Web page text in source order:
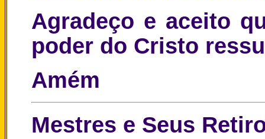
Agradeço e aceito
poder do Cristo
Amém
Mestres e Seus